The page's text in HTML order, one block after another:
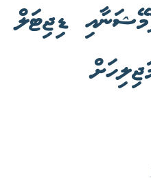
ޑިޖިޓަލް